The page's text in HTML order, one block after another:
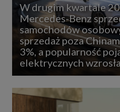
W drugim kwartale
Mercedes-Benz
samochodów
sprzedaż poza
3%, a popularność
elektrycznych